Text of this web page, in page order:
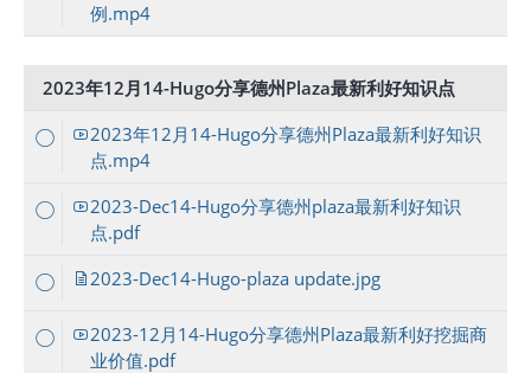
例.mp4
2023年12月14-Hugo分享德州Plaza最新利好知识点
2023年12月14-Hugo分享德州Plaza最新利好知识
点.mp4
2023-Dec14-Hugo分享德州plaza最新利好知识
点.pdf
2023-Dec14-Hugo-plaza update.jpg
2023-12月14-Hugo分享德州Plaza最新利好挖掘商
业价值.pdf